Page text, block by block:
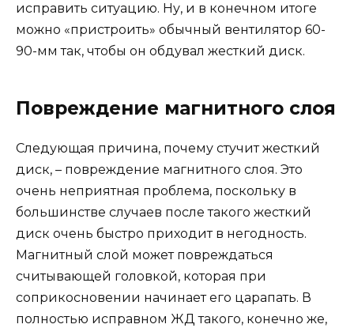
исправить ситуацию. Ну, и в конечном итоге
можно «пристроить» обычный вентилятор 60-
90-мм так, чтобы он обдувал жесткий диск.
Повреждение магнитного слоя
Следующая причина, почему стучит жесткий
диск, – повреждение магнитного слоя. Это
очень неприятная проблема, поскольку в
большинстве случаев после такого жесткий
диск очень быстро приходит в негодность.
Магнитный слой может повреждаться
считывающей головкой, которая при
соприкосновении начинает его царапать. В
полностью исправном ЖД такого, конечно же,